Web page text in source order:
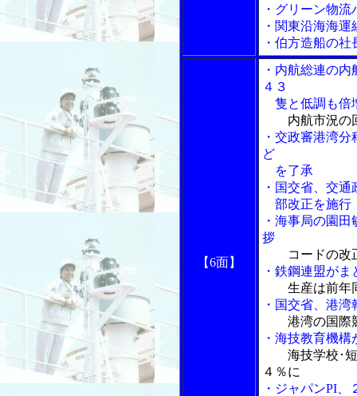
・グリーン物
・関東沿海海
・伯方造船の
【6面】
・内航総連の
４３
隻と低調も倍
内航市況の
・交政審港湾
ど
を了承
・国交省、交
部改正を施行
・海事局の園
拶
コードの改
・鉄鋼連盟が
生産は前年
・国交省、港
港湾の国際
・海技教育機
海技学校･
４％に
・ジャパンPI